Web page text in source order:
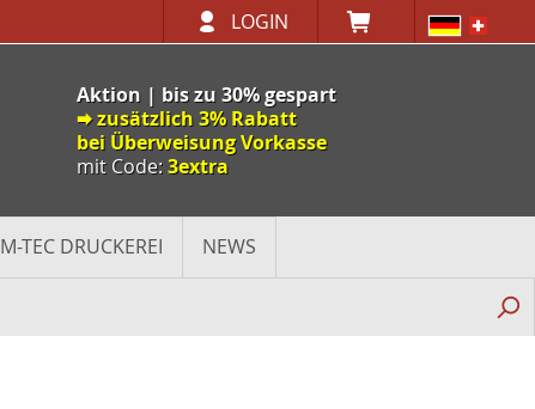
LOGIN
Aktion | bis zu 30% gespart
🠮 zusätzlich 3% Rabatt
bei Überweisung Vorkasse
mit Code:3extra
M-TEC DRUCKEREI NEWS